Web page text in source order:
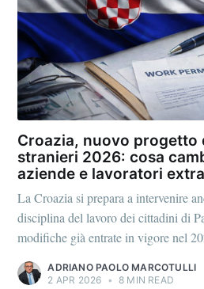
Croazia, nuovo progetto
stranieri 2026: cosa
aziende e lavoratori
La Croazia si prepara a intervenire
disciplina del lavoro dei cittadini di
modifiche già entrate in vigore nel
ADRIANO PAOLO MARCOTULLI
2 APR 2026 • 8 MIN READ